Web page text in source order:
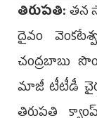
తిరుపతి:తన
దైవం
చంద్రబాబు
మాజీ టీటీడీ